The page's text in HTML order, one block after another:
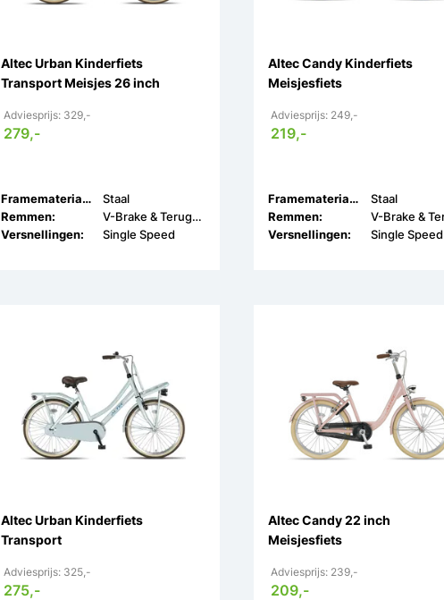
Altec Urban Kinderfiets
Transport Meisjes 26 inch
Adviesprijs: 329,-
279,-
Framemateriaal:
Staal
Remmen:
V-Brake & Terugtrap
Versnellingen:
Single Speed
Altec Candy Kinderfiets
Meisjesfiets
Adviesprijs: 249,-
219,-
Framemateriaal:
Staal
Remmen:
Versnellingen:
Single Speed
Altec Urban Kinderfiets
Transport
Adviesprijs: 325,-
275,-
Altec Candy 22 inch
Meisjesfiets
Adviesprijs: 239,-
209,-